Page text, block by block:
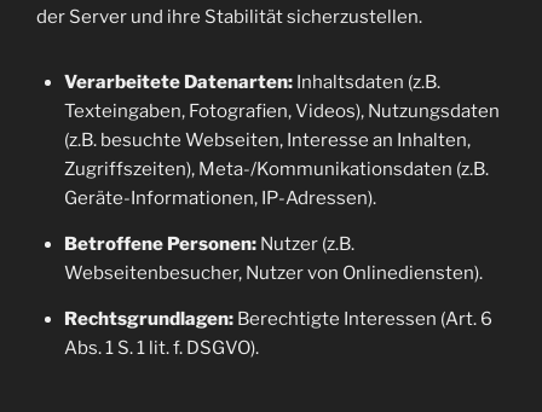
der Server und ihre Stabilität sicherzustellen.
Verarbeitete Datenarten:Inhaltsdaten (z.B.
Texteingaben, Fotografien, Videos), Nutzungsdaten
(z.B. besuchte Webseiten, Interesse an Inhalten,
Zugriffszeiten), Meta-/Kommunikationsdaten (z.B.
Geräte-Informationen, IP-Adressen).
Betroffene Personen:Nutzer (z.B.
Webseitenbesucher, Nutzer von Onlinediensten).
Rechtsgrundlagen:Berechtigte Interessen (Art. 6
Abs. 1 S. 1 lit. f. DSGVO).